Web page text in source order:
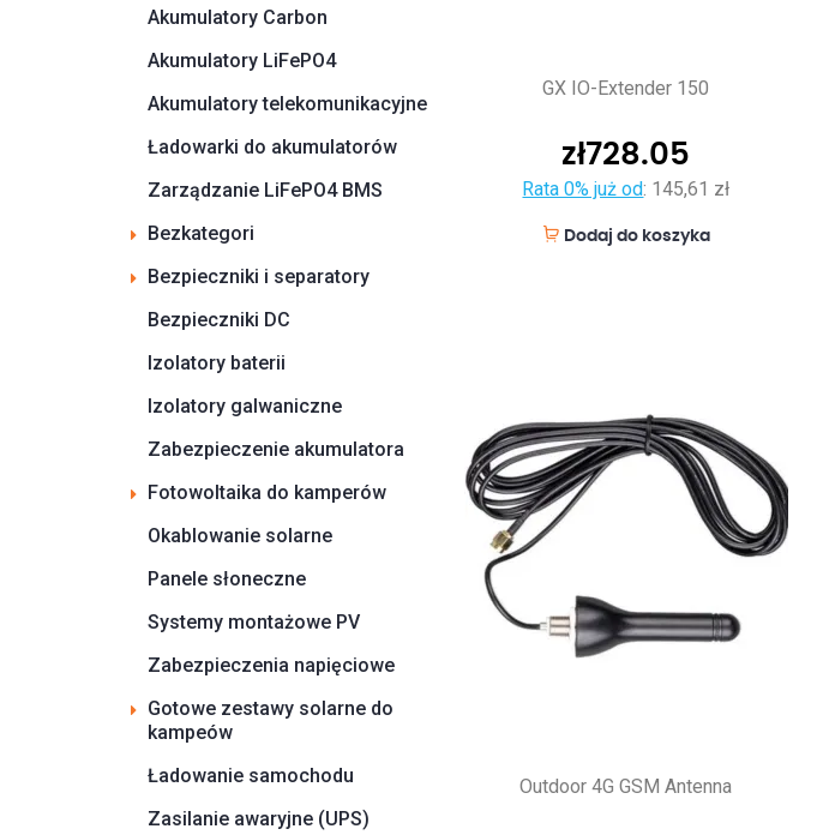
Akumulatory Carbon
Akumulatory LiFePO4
Akumulatory telekomunikacyjne
Ładowarki do akumulatorów
Zarządzanie LiFePO4 BMS
Bezkategori
Bezpieczniki i separatory
Bezpieczniki DC
Izolatory baterii
Izolatory galwaniczne
Zabezpieczenie akumulatora
Fotowoltaika do kamperów
Okablowanie solarne
Panele słoneczne
Systemy montażowe PV
Zabezpieczenia napięciowe
Gotowe zestawy solarne do
kampeów
Ładowanie samochodu
Zasilanie awaryjne (UPS)
GX IO-Extender 150
zł728.05
Rata 0% już od: 145,61 zł
Dodaj do koszyka
Outdoor 4G GSM Antenna